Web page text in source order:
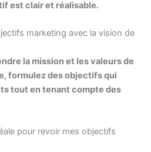
est clair et réalisable.
marketing avec la vision de
la mission et les valeurs de
formulez des objectifs qui
tout en tenant compte des
pour revoir mes objectifs